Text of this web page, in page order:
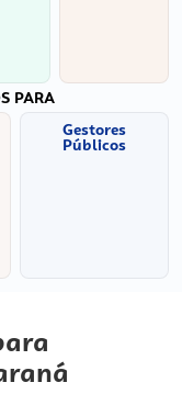
PARA
Gestores
Públicos